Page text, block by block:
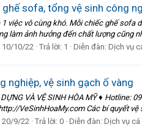
ghế sofa, tổng vệ sinh công
việc vô cùng khó. Mỗi chiếc ghế sofa
làm ảnh hưởng đến chất lượng cũng
10/10/22 Trả lời: 1 Diễn đàn: Dịch vụ
nghiệp, vệ sinh gạch ố vàng
DỰNG VÀ VỆ SINH HÒA MỸ ♦ Hotline:
VeSinhHoaMy.com Các bí quyết
20/9/22 Trả lời: 0 Diễn đàn: Dịch vụ cá